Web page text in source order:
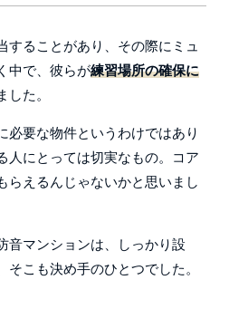
することがあり、その際にミュ
中で、彼らが練習場所の確保に
した。
必要な物件というわけではあり
人にとっては切実なもの。コア
らえるんじゃないかと思いまし
音マンションは、しっかり設
こも決め手のひとつでした。